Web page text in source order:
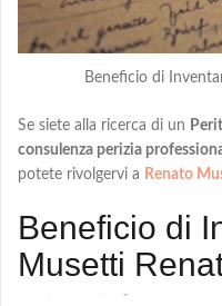
Beneficio di
Se siete alla ricerca di un
consulenza perizia
potete rivolgervi a Renato
Beneficio di
Musetti